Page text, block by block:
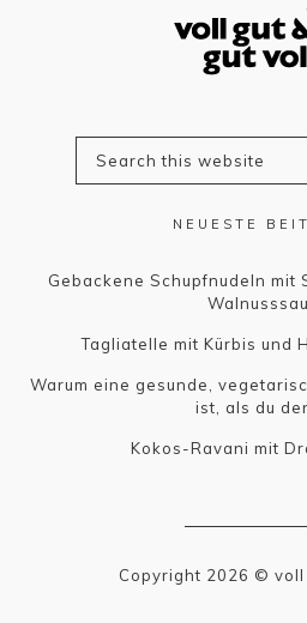
NEUESTE
Gebackene Schupfnudeln mit
Tagliatelle mit Kürbis und
Warum eine gesunde,
ist, als du
Kokos-Ravani mit
Copyright 2026 © voll